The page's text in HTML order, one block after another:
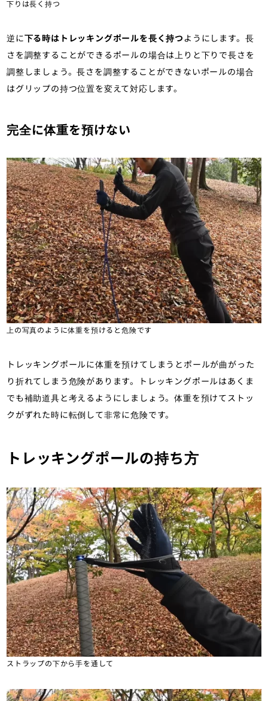
下りは長く持つ
逆に下る時はトレッキングポールを長く持つようにします。長
さを調整することができるポールの場合は上りと下りで長さを
調整しましょう。長さを調整することができないポールの場合
はグリップの持つ位置を変えて対応します。
完全に体重を預けない
上の写真のように体重を預けると危険です
トレッキングポールに体重を預けてしまうとポールが曲がった
り折れてしまう危険があります。トレッキングポールはあくま
でも補助道具と考えるようにしましょう。体重を預けてストッ
クがずれた時に転倒して非常に危険です。
トレッキングポールの持ち方
ストラップの下から手を通して